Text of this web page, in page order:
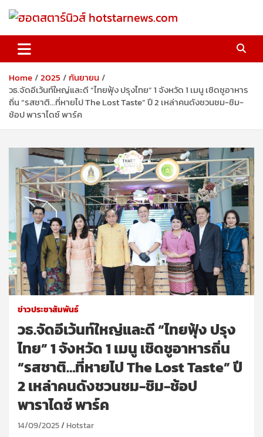
ฮอตสตาร์นิวส์ hotstarnews.com
Home 2025
กันยายน
วธ.จัดอีเว้นท์ใหญ่และดี “ไทยฟุ้ง ปรุงไทย” 1 จังหวัด 1 เมนู เชิดชูอาหาร
ถิ่น “รสชาติ…ที่หายไป The Lost Taste” ปี 2 เหล่าคนดังชวนชม-ชิม-
ช้อป พาราไดซ์ พาร์ค
ข่าวประชาสัมพันธ์
วธ.จัดอีเว้นท์ใหญ่และดี “ไทยฟุ้ง ปรุง
ไทย” 1 จังหวัด 1 เมนู เชิดชูอาหารถิ่น
“รสชาติ…ที่หายไป The Lost Taste” ปี
2 เหล่าคนดังชวนชม-ชิม-ช้อป
พาราไดซ์ พาร์ค
14/09/2025 Hotstar